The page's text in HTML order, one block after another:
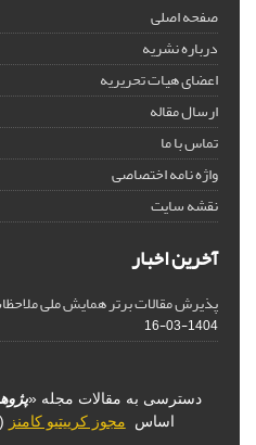
صفحه اصلی
درباره نشریه
اعضای هیات تحریریه
ارسال مقاله
تماس با ما
واژه نامه اختصاصی
نقشه سایت
آخرین اخبار
پذیرش مقالات برتر همایش ملی
1404-03-16
دسترسی به مقالات مجله «
اساس مجوز کرییتیو کامنز